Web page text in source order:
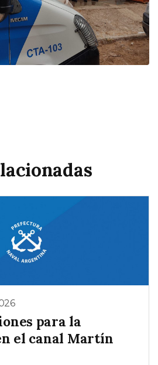
para la
el canal Martín